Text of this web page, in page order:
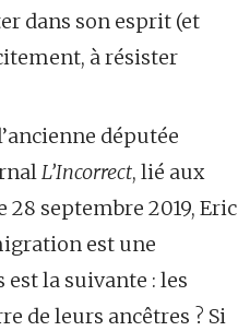
dans son esprit (et
à résister
députée
L’Incorrect, lié aux
28 septembre 2019, Eric
est une
est la suivante : les
de leurs ancêtres ? Si